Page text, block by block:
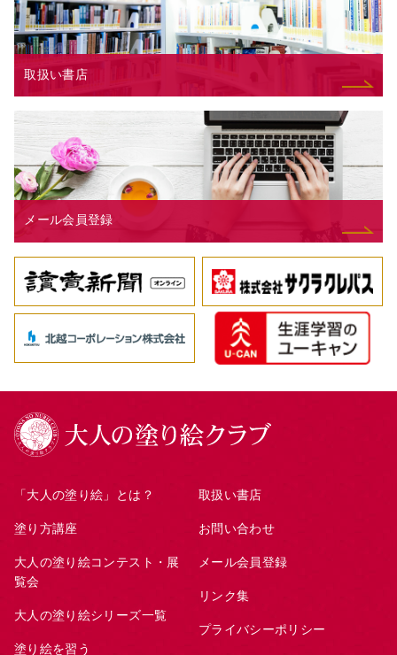
取扱い書店
メール会員登録
「大人の塗り絵」とは？
塗り方講座
大人の塗り絵コンテスト・展
覧会
大人の塗り絵シリーズ一覧
塗り絵を習う
取扱い書店
お問い合わせ
メール会員登録
リンク集
プライバシーポリシー